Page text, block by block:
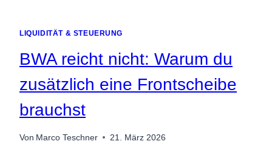
LIQUIDITÄT & STEUERUNG
BWA reicht nicht: Warum du
zusätzlich eine Frontscheibe
brauchst
Von Marco Teschner 21. März 2026